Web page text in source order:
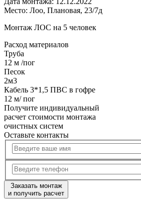
Место: Лоо, Плановая, 23/7д
Монтаж ЛОС на 5 человек
Расход материалов
Труба
12 м /пог
Песок
2м3
Кабель 3*1,5 ПВС в гофре
12 м/ пог
Получите индивидуальный
расчет стоимости монтажа
очистных систем
Оставьте контакты
Заказать монтаж
и получить расчет